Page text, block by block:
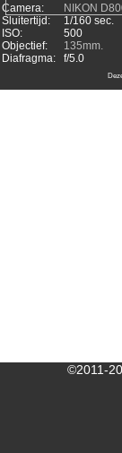
Camera:
Sluitertijd:
ISO:
Objectief:
Diafragma:
NIKON
1/160 sec.
500
135mm.
f/5.0
©2011-